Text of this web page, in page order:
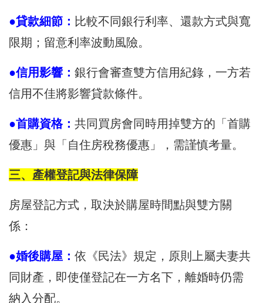
●貸款細節： 比較不同銀行利率、還款方式與寬
限期；留意利率波動風險。
●信用影響： 銀行會審查雙方信用紀錄，一方若
信用不佳將影響貸款條件。
●首購資格： 共同買房會同時用掉雙方的「首購
優惠」與「自住房稅務優惠」，需謹慎考量。
三、產權登記與法律保障
房屋登記方式，取決於購屋時間點與雙方關
係：
●婚後購屋： 依《民法》規定，原則上屬夫妻共
同財產，即使僅登記在一方名下，離婚時仍需
納入分配。